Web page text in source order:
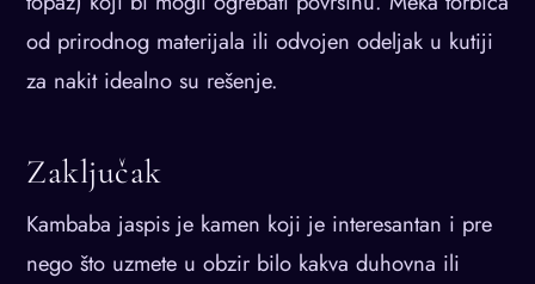
od prirodnog materijala ili odvojen odeljak u kutiji
za nakit idealno su rešenje.
Zaključak
Kambaba jaspis je kamen koji je interesantan i pre
nego što uzmete u obzir bilo kakva duhovna ili